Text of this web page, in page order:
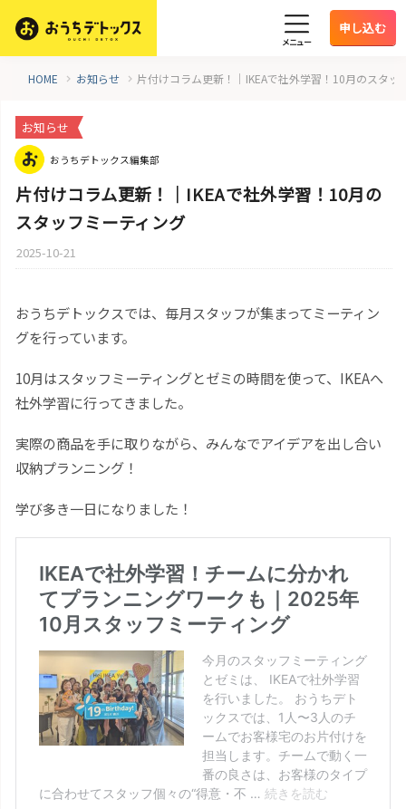
メニュー
申し込む
HOME お知らせ 片付けコラム更新！｜IKEAで社外学習！10月のスタッ
お知らせ
おうちデトックス編集部
片付けコラム更新！｜IKEAで社外学習！10月の
スタッフミーティング
2025-10-21
おうちデトックスでは、毎月スタッフが集まってミーティン
グを行っています。
10月はスタッフミーティングとゼミの時間を使って、IKEAへ
社外学習に行ってきました。
実際の商品を手に取りながら、みんなでアイデアを出し合い
収納プランニング！
学び多き一日になりました！